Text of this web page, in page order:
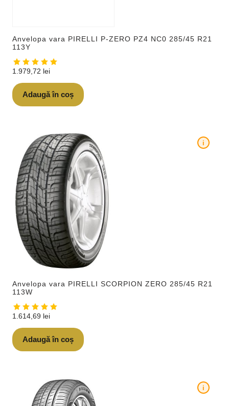
Anvelopa vara PIRELLI P-ZERO PZ4 NC0 285/45 R21
113Y
1.979,72 lei
Adaugă în coș
Anvelopa vara PIRELLI SCORPION ZERO 285/45 R21
113W
i
1.614,69 lei
Adaugă în coș
i